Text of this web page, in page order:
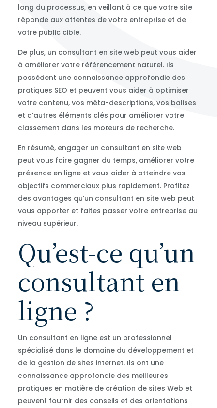
long du processus, en veillant à ce que votre site
réponde aux attentes de votre entreprise et de
votre public cible.
De plus, un consultant en site web peut vous aider
à améliorer votre référencement naturel. Ils
possèdent une connaissance approfondie des
pratiques SEO et peuvent vous aider à optimiser
votre contenu, vos méta-descriptions, vos balises
et d’autres éléments clés pour améliorer votre
classement dans les moteurs de recherche.
En résumé, engager un consultant en site web
peut vous faire gagner du temps, améliorer votre
présence en ligne et vous aider à atteindre vos
objectifs commerciaux plus rapidement. Profitez
des avantages qu’un consultant en site web peut
vous apporter et faites passer votre entreprise au
niveau supérieur.
Qu’est-ce qu’un
consultant en
ligne ?
Un consultant en ligne est un professionnel
spécialisé dans le domaine du développement et
de la gestion de sites internet. Ils ont une
connaissance approfondie des meilleures
pratiques en matière de création de sites Web et
peuvent fournir des conseils et des orientations